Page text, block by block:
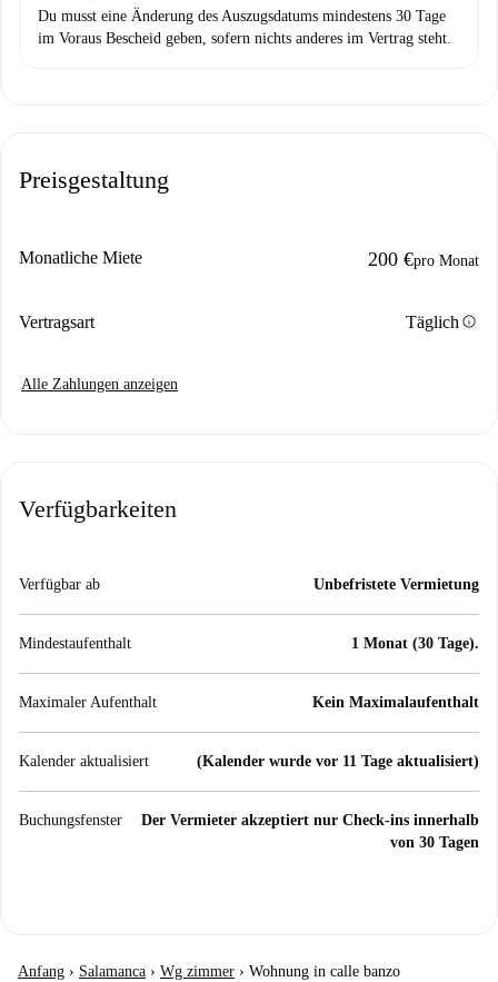
Du musst eine Änderung des Auszugsdatums mindestens 30 Tage
im Voraus Bescheid geben, sofern nichts anderes im Vertrag steht.
Preisgestaltung
Monatliche Miete 200 €pro Monat
Vertragsart Täglich info
Alle Zahlungen anzeigen
Verfügbarkeiten
Verfügbar ab Unbefristete Vermietung
Mindestaufenthalt 1 Monat (30 Tage).
Maximaler Aufenthalt Kein Maximalaufenthalt
Kalender aktualisiert (Kalender wurde vor 11 Tage aktualisiert)
Buchungsfenster
Der Vermieter akzeptiert nur Check-ins innerhalb
von 30 Tagen
Anfang › Salamanca › Wg zimmer › Wohnung in calle banzo